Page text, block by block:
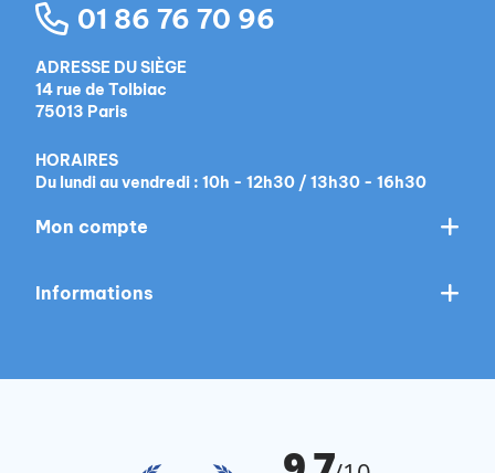
01 86 76 70 96
ADRESSE DU SIÈGE
14 rue de Tolbiac
75013 Paris
HORAIRES
Du lundi au vendredi : 10h - 12h30 / 13h30 - 16h30
Mon compte
Informations